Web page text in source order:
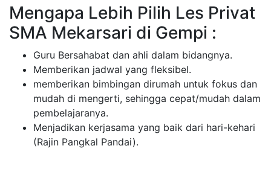
Mengapa Lebih Pilih Les Privat
SMA Mekarsari di Gempi :
Guru Bersahabat dan ahli dalam bidangnya.
Memberikan jadwal yang fleksibel.
memberikan bimbingan dirumah untuk fokus dan
mudah di mengerti, sehingga cepat/mudah dalam
pembelajaranya.
Menjadikan kerjasama yang baik dari hari-kehari
(Rajin Pangkal Pandai).